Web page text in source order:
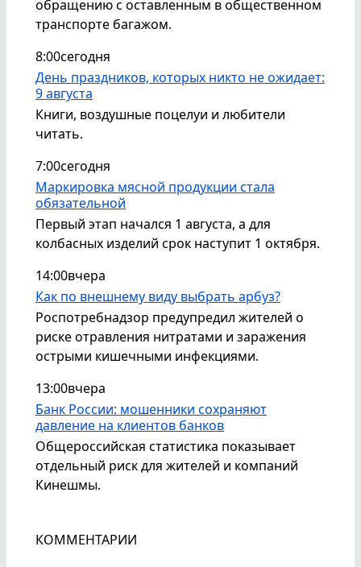
обращению с оставленным в общественном
транспорте багажом.
8:00сегодня
День праздников, которых никто не ожидает:
9 августа
Книги, воздушные поцелуи и любители
читать.
7:00сегодня
Маркировка мясной продукции стала
обязательной
Первый этап начался 1 августа, а для
колбасных изделий срок наступит 1 октября.
14:00вчера
Как по внешнему виду выбрать арбуз?
Роспотребнадзор предупредил жителей о
риске отравления нитратами и заражения
острыми кишечными инфекциями.
13:00вчера
Банк России: мошенники сохраняют
давление на клиентов банков
Общероссийская статистика показывает
отдельный риск для жителей и компаний
Кинешмы.
КОММЕНТАРИИ